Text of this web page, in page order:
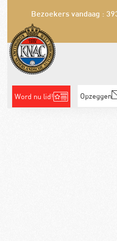
Bezoekers vandaag :
Word nu lid! Opzeggen